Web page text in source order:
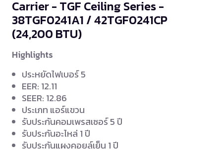
Carrier - TGF Ceiling Series -
38TGF0241A1 / 42TGF0241CP
(24,200 BTU)
Highlights
ประหยัดไฟเบอร์ 5
EER: 12.11
SEER: 12.86
ประเภท แอร์แขวน
รับประกันคอมเพรสเซอร์ 5 ปี
รับประกันอะไหล่ 1 ปี
รับประกันแผงคอยล์เย็น 1 ปี